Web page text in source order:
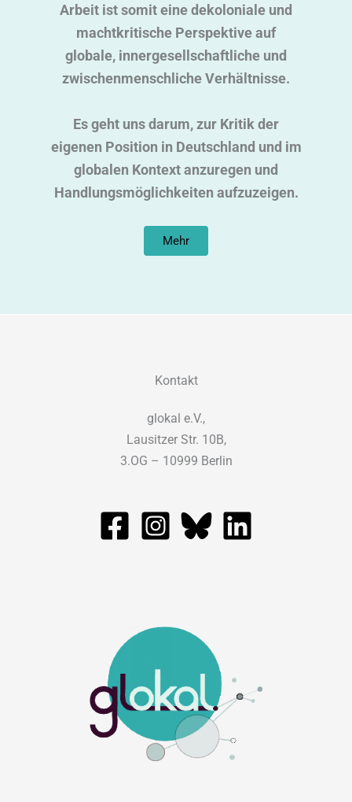
Arbeit ist somit eine dekoloniale und
machtkritische Perspektive auf
globale, innergesellschaftliche und
zwischenmenschliche Verhältnisse.
Es geht uns darum, zur Kritik der
eigenen Position in Deutschland und im
globalen Kontext anzuregen und
Handlungsmöglichkeiten aufzuzeigen.
Mehr
Kontakt
glokal e.V.,
Lausitzer Str. 10B,
3.OG – 10999 Berlin